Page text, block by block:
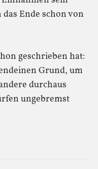
Ende schon von
geschrieben hat:
Grund, um
durchaus
ungebremst